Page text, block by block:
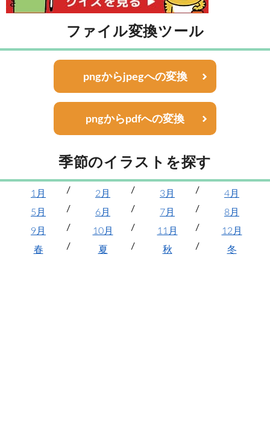
ファイル変換ツール
pngからjpegへの変換
pngからpdfへの変換
季節のイラストを探す
1月 2月 3月
4月
5月
6月 7月
8月
9月
10月 11月
12月
春
夏 秋 冬